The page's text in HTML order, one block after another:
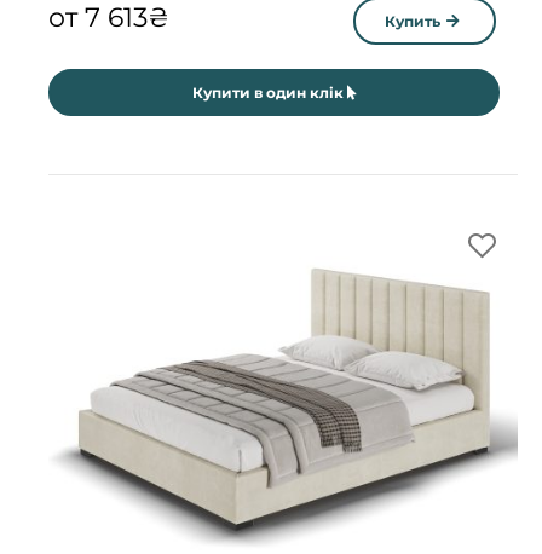
от7 613₴ Купить
Купити в один клік